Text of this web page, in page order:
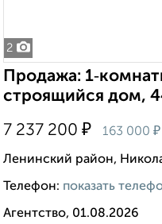
2
Продажа:
строящийся дом,
7 237 200 ₽ 163 000 ₽
Ленинский район,
Телефон: показать
Агентство, 01.08.2026